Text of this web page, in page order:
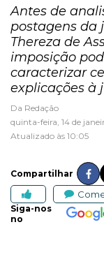
Antes de
postagens da
Thereza de
imposição
caracterizar
explicações à
Da Redação
quinta-feira, 14 de
Atualizado às 10:05
Compartilhar
Siga-nos
no